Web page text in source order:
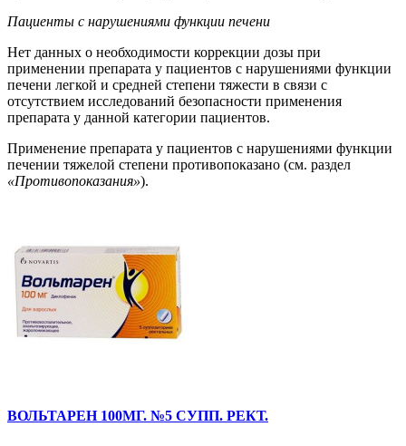
Пациенты с нарушениями функции печени
Нет данных о необходимости коррекции дозы при
применении препарата у пациентов с нарушениями функции
печени легкой и средней степени тяжести в связи с
отсутствием исследований безопасности применения
препарата у данной категории пациентов.
Применение препарата у пациентов с нарушениями функции
печении тяжелой степени противопоказано (см. раздел
«Противопоказания»).
ВОЛЬТАРЕН 100МГ. №5 СУПП. РЕКТ.